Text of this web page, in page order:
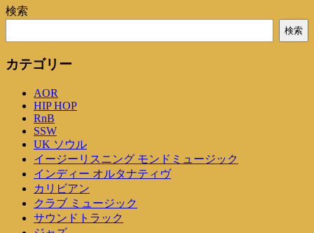
検索
検索
カテゴリー
AOR
HIP HOP
RnB
SSW
UK ソウル
イージーリスニング モンドミュージック
インディー オルタナティヴ
カリビアン
クラブ ミュージック
サウンドトラック